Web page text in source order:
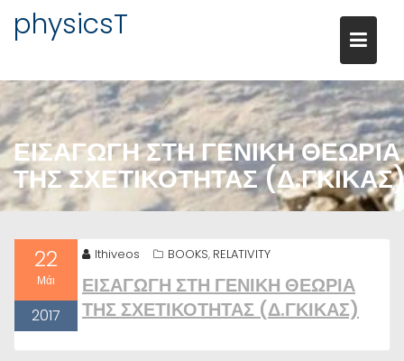
Μεταπηδήστε
physicsT
ΕΙΣΑΓΩΓΗ ΣΤΗ ΓΕΝΙΚΗ ΘΕΩΡΙΑ
ΤΗΣ ΣΧΕΤΙΚΟΤΗΤΑΣ
22
Μάι
2017
lthiveos BOOKS, RELATIVITY
ΕΙΣΑΓΩΓΗ ΣΤΗ ΓΕΝΙΚΗ ΘΕΩΡΙΑ
ΤΗΣ ΣΧΕΤΙΚΟΤΗΤΑΣ (Δ.ΓΚΙΚΑΣ)